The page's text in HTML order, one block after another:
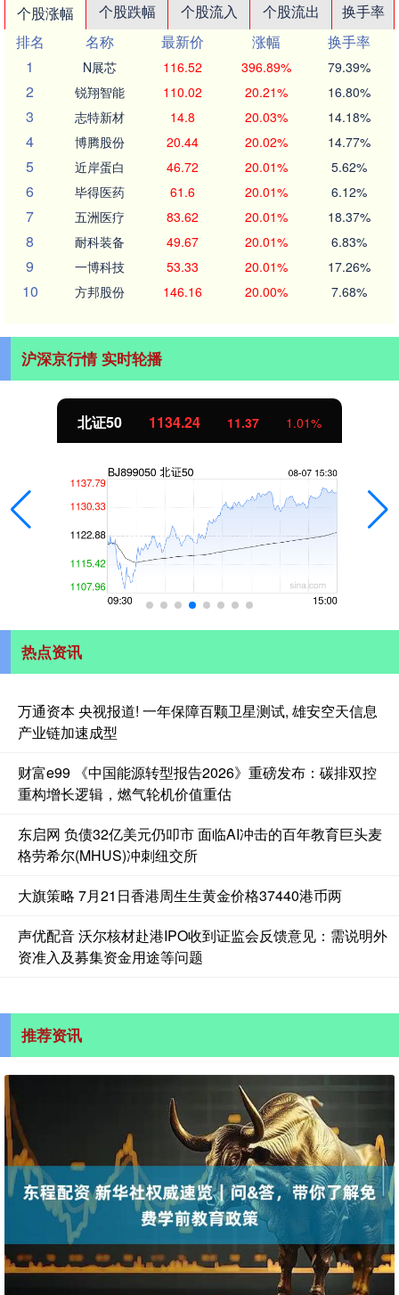
个股涨幅 个股跌幅 个股流入 个股流出
换手率
排名
名称 最新价 涨幅
换手率
1
N展芯 116.52 396.89% 79.39%
2 锐翔智能 110.02 20.21% 16.80%
3 志特新材 14.8 20.03% 14.18%
4 博腾股份 20.44 20.02% 14.77%
5 近岸蛋白 46.72 20.01% 5.62%
6 毕得医药 61.6 20.01% 6.12%
7 五洲医疗 83.62 20.01% 18.37%
8 耐科装备 49.67 20.01% 6.83%
9 一博科技 53.33 20.01% 17.26%
10 方邦股份 146.16 20.00% 7.68%
沪深京行情 实时轮播
创业板指 3563.12 47.56 1.35%
热点资讯
万通资本 央视报道! 一年保障百颗卫星测试, 雄安空天信息
产业链加速成型
财富e99 《中国能源转型报告2026》重磅发布：碳排双控
重构增长逻辑，燃气轮机价值重估
东启网 负债32亿美元仍叩市 面临AI冲击的百年教育巨头麦
格劳希尔(MHUS)冲刺纽交所
大旗策略 7月21日香港周生生黄金价格37440港币两
声优配音 沃尔核材赴港IPO收到证监会反馈意见：需说明外
资准入及募集资金用途等问题
推荐资讯